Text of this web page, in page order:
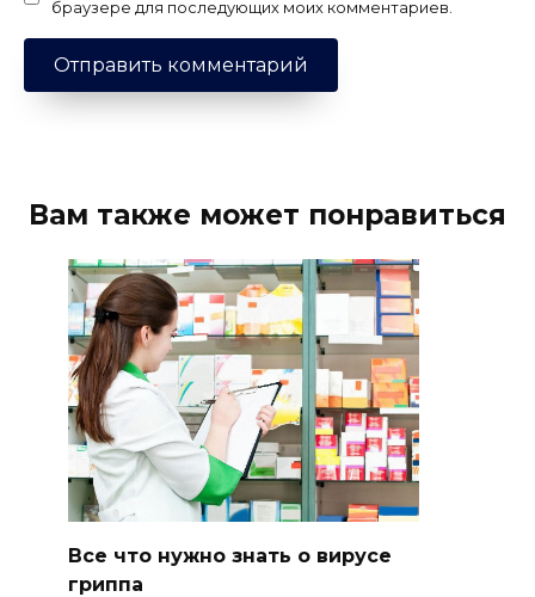
браузере для последующих моих комментариев.
Вам также может понравиться
Все что нужно знать о вирусе
гриппа